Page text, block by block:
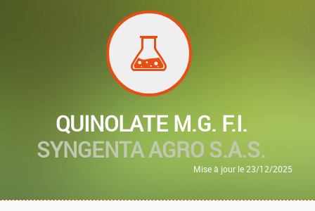
QUINOLATE M.G. F.I.
SYNGENTA AGRO S.A.S.
Mise à jour le 23/12/2025